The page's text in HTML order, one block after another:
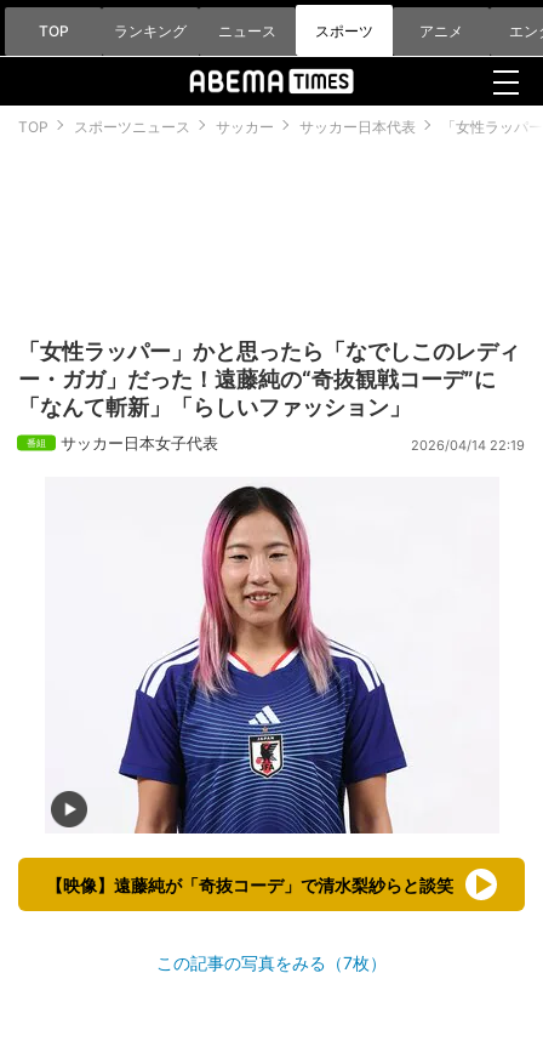
TOP ランキング ニュース スポーツ アニメ エン
TOP スポーツニュース サッカー サッカー日本代表 「女性ラッパ
「女性ラッパー」かと思ったら「なでしこのレディ
ー・ガガ」だった！遠藤純の“奇抜観戦コーデ”に
「なんて斬新」「らしいファッション」
サッカー日本女子代表 2026/04/14 22:19
【映像】遠藤純が「奇抜コーデ」で清水梨紗らと談笑
この記事の写真をみる（7枚）